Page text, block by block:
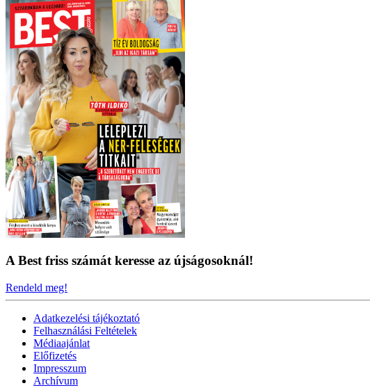
A Best friss számát keresse az újságosoknál!
Rendeld meg!
Adatkezelési tájékoztató
Felhasználási Feltételek
Médiaajánlat
Előfizetés
Impresszum
Archívum